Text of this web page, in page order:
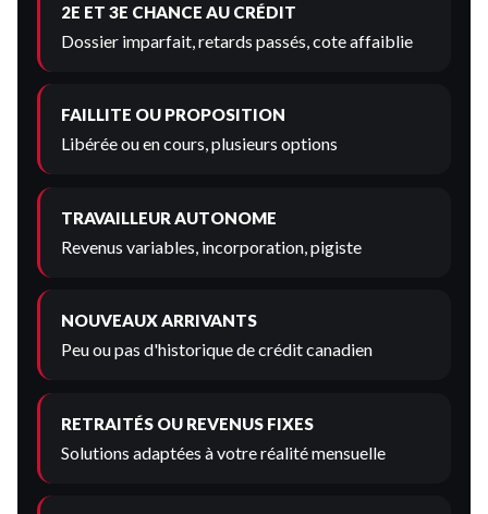
2E ET 3E CHANCE AU CRÉDIT
Dossier imparfait, retards passés, cote affaiblie
FAILLITE OU PROPOSITION
Libérée ou en cours, plusieurs options
TRAVAILLEUR AUTONOME
Revenus variables, incorporation, pigiste
NOUVEAUX ARRIVANTS
Peu ou pas d'historique de crédit canadien
RETRAITÉS OU REVENUS FIXES
Solutions adaptées à votre réalité mensuelle